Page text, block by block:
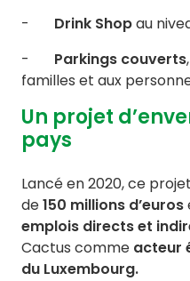
- Drink Shopau
- Parkings couverts
familles et aux
Un projet
pays
Lancé en 2020, ce
de150 millions d’euros
emplois directs et
Cactus comme acteur
du Luxembourg.